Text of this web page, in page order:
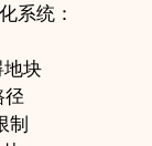
系统：
块
径
制